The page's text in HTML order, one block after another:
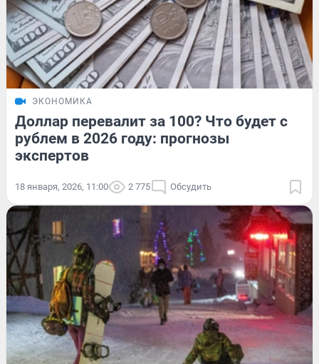
ЭКОНОМИКА
Доллар перевалит за 100? Что будет с
рублем в 2026 году: прогнозы
экспертов
18 января, 2026, 11:00 2 775 Обсудить